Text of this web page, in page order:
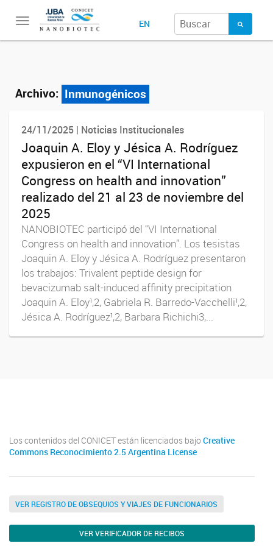
Toggle
navigation
EN
Archivo: Inmunogénicos
24/11/2025 | Noticias Institucionales
Joaquin A. Eloy y Jésica A. Rodríguez
expusieron en el “VI International
Congress on health and innovation”
realizado del 21 al 23 de noviembre del
2025
NANOBIOTEC participó del “VI International
Congress on health and innovation”. Los tesistas
Joaquin A. Eloy y Jésica A. Rodríguez presentaron
los trabajos: Trivalent peptide design for
bevacizumab salt-induced affinity precipitation
Joaquin A. Eloy¹,2, Gabriela R. Barredo-Vacchelli¹,2,
Jésica A. Rodríguez¹,2, Barbara Richichi3,...
Los contenidos del CONICET están licenciados bajo Creative
Commons Reconocimiento 2.5 Argentina License
VER REGISTRO DE OBSEQUIOS Y VIAJES DE FUNCIONARIOS
VER VERIFICADOR DE RECIBOS